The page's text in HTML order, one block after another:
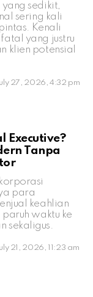
sedikit,
sering kali
Kenali
yang justru
klien potensial
27, 2026, 4:32 pm
Executive?
Tanpa
para
keahlian
waktu ke
sekaligus.
21, 2026, 11:23 am